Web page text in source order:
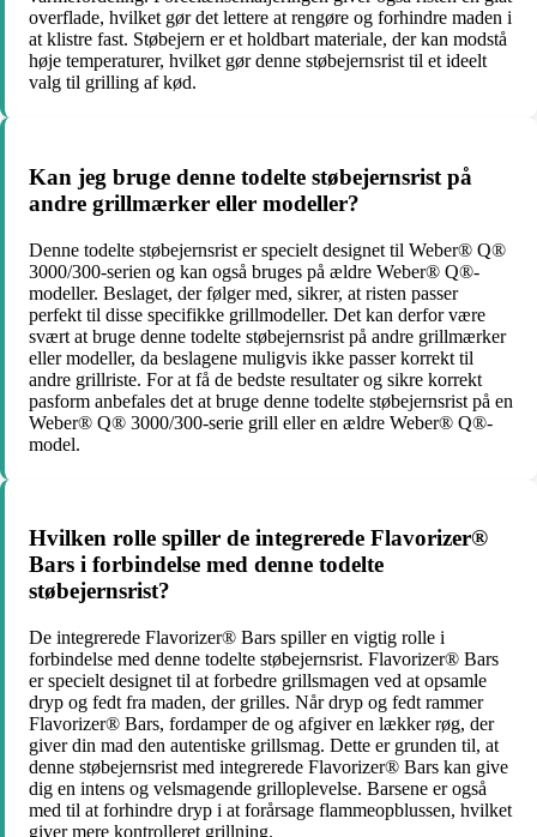
overflade, hvilket gør det lettere at rengøre og forhindre maden i
at klistre fast. Støbejern er et holdbart materiale, der kan modstå
høje temperaturer, hvilket gør denne støbejernsrist til et ideelt
valg til grilling af kød.
Kan jeg bruge denne todelte støbejernsrist på
andre grillmærker eller modeller?
Denne todelte støbejernsrist er specielt designet til Weber® Q®
3000/300-serien og kan også bruges på ældre Weber® Q®-
modeller. Beslaget, der følger med, sikrer, at risten passer
perfekt til disse specifikke grillmodeller. Det kan derfor være
svært at bruge denne todelte støbejernsrist på andre grillmærker
eller modeller, da beslagene muligvis ikke passer korrekt til
andre grillriste. For at få de bedste resultater og sikre korrekt
pasform anbefales det at bruge denne todelte støbejernsrist på en
Weber® Q® 3000/300-serie grill eller en ældre Weber® Q®-
model.
Hvilken rolle spiller de integrerede Flavorizer®
Bars i forbindelse med denne todelte
støbejernsrist?
De integrerede Flavorizer® Bars spiller en vigtig rolle i
forbindelse med denne todelte støbejernsrist. Flavorizer® Bars
er specielt designet til at forbedre grillsmagen ved at opsamle
dryp og fedt fra maden, der grilles. Når dryp og fedt rammer
Flavorizer® Bars, fordamper de og afgiver en lækker røg, der
giver din mad den autentiske grillsmag. Dette er grunden til, at
denne støbejernsrist med integrerede Flavorizer® Bars kan give
dig en intens og velsmagende grilloplevelse. Barsene er også
med til at forhindre dryp i at forårsage flammeopblussen, hvilket
giver mere kontrolleret grillning.